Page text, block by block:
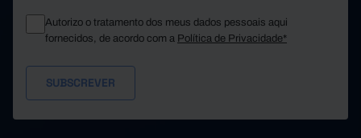
Autorizo o tratamento dos meus dados pessoais aqui
fornecidos, de acordo com a Política de Privacidade*